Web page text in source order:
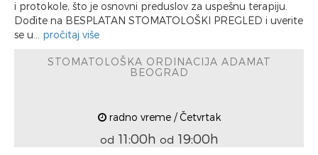
i protokole, što je osnovni preduslov za uspešnu terapiju.
Dođite na BESPLATAN STOMATOLOŠKI PREGLED i uverite
se u... pročitaj više
STOMATOLOŠKA ORDINACIJA ADAMAT
BEOGRAD
radno vreme / Četvrtak
od 11:00h od 19:00h